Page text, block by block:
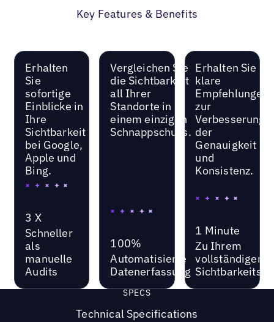
Key Features & Benefits
Erhalten
Sie
sofortige
Einblicke in
Ihre
Sichtbarkeit
bei Google,
Apple und
Bing.
3 X
Schneller
als
manuelle
Audits
Vergleichen Sie
die Sichtbarkeit
all Ihrer
Standorte in
einem einzigen
Schnappschuss.
100%
Automatisierte
Datenerfassung
Erhalten Sie
klare
Empfehlungen
zur
Verbesserung
der
Genauigkeit
und
Konsistenz.
1 Minute
Zu Ihrem
vollständigen
SPECS
Technical Specifications